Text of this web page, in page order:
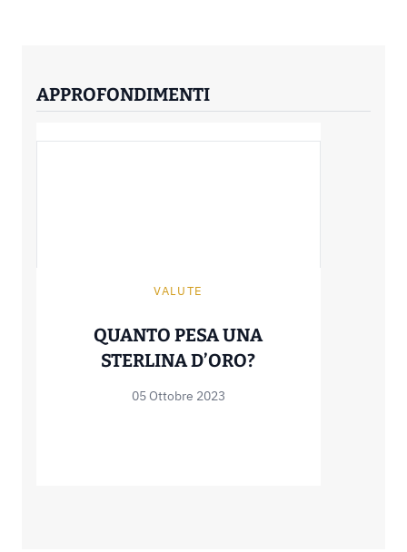
APPROFONDIMENTI
VALUTE
QUANTO PESA UNA
STERLINA D’ORO?QUANTO PESA
05 Ottobre 2023